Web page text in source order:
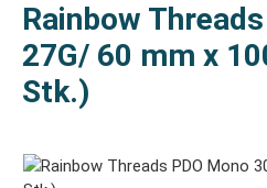
Rainbow
27G/ 60 mm x
Stk.)
Bildergalerie überspringen